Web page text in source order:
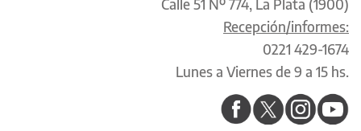
Calle 51 Nº 774, La Plata (1900)
Recepción/informes:
0221 429-1674
Lunes a Viernes de 9 a 15 hs.